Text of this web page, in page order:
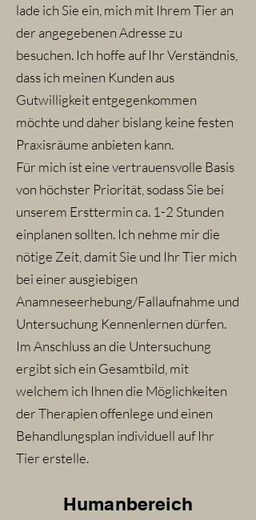
lade ich Sie ein, mich mit Ihrem Tier an
der angegebenen Adresse zu
besuchen. Ich hoffe auf Ihr Verständnis,
dass ich meinen Kunden aus
Gutwilligkeit entgegenkommen
möchte und daher bislang keine festen
Praxisräume anbieten kann.
Für mich ist eine vertrauensvolle Basis
von höchster Priorität, sodass Sie bei
unserem Ersttermin ca. 1-2 Stunden
einplanen sollten. Ich nehme mir die
nötige Zeit, damit Sie und Ihr Tier mich
bei einer ausgiebigen
Anamneseerhebung/Fallaufnahme und
Untersuchung Kennenlernen dürfen.
Im Anschluss an die Untersuchung
ergibt sich ein Gesamtbild, mit
welchem ich Ihnen die Möglichkeiten
der Therapien offenlege und einen
Behandlungsplan individuell auf Ihr
Tier erstelle.
Humanbereich